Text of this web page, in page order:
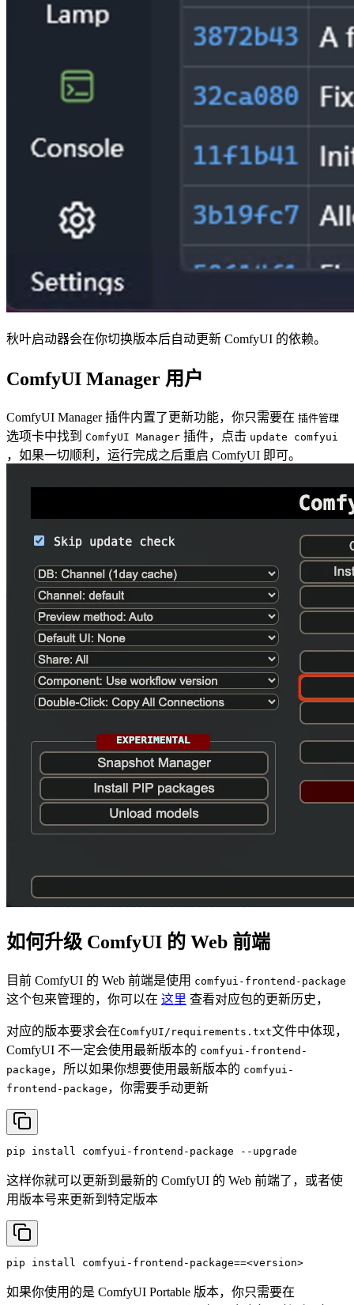
秋叶启动器会在你切换版本后自动更新 ComfyUI 的依赖。
ComfyUI Manager 用户
ComfyUI Manager 插件内置了更新功能，你只需要在 插件管理
选项卡中找到 ComfyUI Manager 插件，点击 update comfyui
，如果一切顺利，运行完成之后重启 ComfyUI 即可。
如何升级 ComfyUI 的 Web 前端
目前 ComfyUI 的 Web 前端是使用 comfyui-frontend-package
这个包来管理的，你可以在 这里 查看对应包的更新历史，
对应的版本要求会在ComfyUI/requirements.txt文件中体现，
ComfyUI 不一定会使用最新版本的 comfyui-frontend-
package ，所以如果你想要使用最新版本的 comfyui-
frontend-package ，你需要手动更新
pip install comfyui-frontend-package --upgrade
这样你就可以更新到最新的 ComfyUI 的 Web 前端了，或者使
用版本号来更新到特定版本
pip install comfyui-frontend-package==<version>
如果你使用的是 ComfyUI Portable 版本，你只需要在